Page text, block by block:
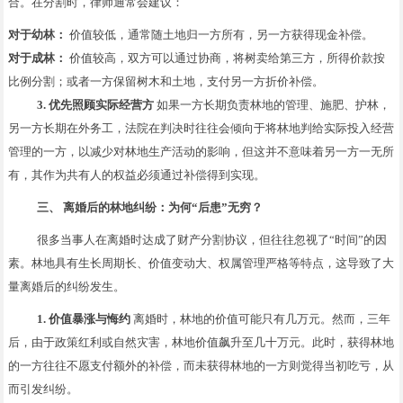
对于幼林： 价值较低，通常随土地归一方所有，另一方获得现金补偿。
对于成林： 价值较高，双方可以通过协商，将树卖给第三方，所得价款按
比例分割；或者一方保留树木和土地，支付另一方折价补偿。
3. 优先照顾实际经营方 如果一方长期负责林地的管理、施肥、护林，
另一方长期在外务工，法院在判决时往往会倾向于将林地判给实际投入经营
管理的一方，以减少对林地生产活动的影响，但这并不意味着另一方一无所
有，其作为共有人的权益必须通过补偿得到实现。
三、 离婚后的林地纠纷：为何“后患”无穷？
很多当事人在离婚时达成了财产分割协议，但往往忽视了“时间”的因
素。林地具有生长周期长、价值变动大、权属管理严格等特点，这导致了大
量离婚后的纠纷发生。
1. 价值暴涨与悔约 离婚时，林地的价值可能只有几万元。然而，三年
后，由于政策红利或自然灾害，林地价值飙升至几十万元。此时，获得林地
的一方往往不愿支付额外的补偿，而未获得林地的一方则觉得当初吃亏，从
而引发纠纷。